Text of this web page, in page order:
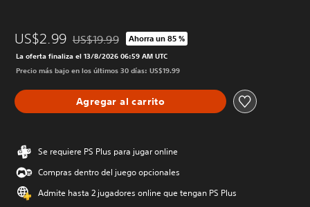
US$2.99 Rebajado del precio original de US$19.99
US$19.99 Ahorra un 85 %
La oferta finaliza el 13/8/2026 06:59 AM UTC
Precio más bajo en los últimos 30 días: US$19.99
Agregar al carrito
Se requiere PS Plus para jugar online
Compras dentro del juego opcionales
Admite hasta 2 jugadores online que tengan PS Plus